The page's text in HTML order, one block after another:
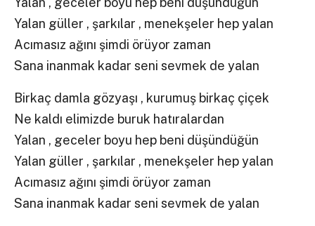
Yalan güller , şarkılar , menekşeler hep yalan
Acımasız ağını şimdi örüyor zaman
Sana inanmak kadar seni sevmek de yalan
Birkaç damla gözyaşı , kurumuş birkaç çiçek
Ne kaldı elimizde buruk hatıralardan
Yalan , geceler boyu hep beni düşündüğün
Yalan güller , şarkılar , menekşeler hep yalan
Acımasız ağını şimdi örüyor zaman
Sana inanmak kadar seni sevmek de yalan